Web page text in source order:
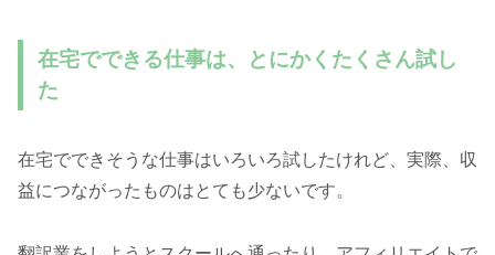
在宅でできる仕事は、とにかくたくさん試し
た
在宅でできそうな仕事はいろいろ試したけれど、実際、収
益につながったものはとても少ないです。